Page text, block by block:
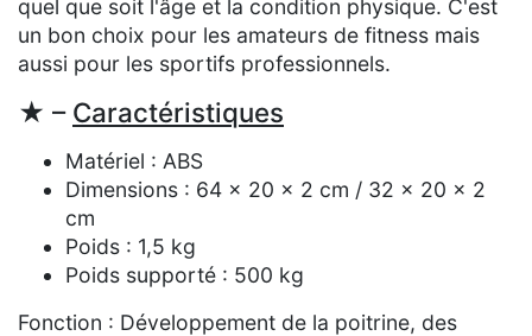
quel que soit l'âge et la condition physique. C'est
un bon choix pour les amateurs de fitness mais
aussi pour les sportifs professionnels.
★ – Caractéristiques
Matériel : ABS
Dimensions : 64 x 20 x 2 cm / 32 x 20 x 2
cm
Poids : 1,5 kg
Poids supporté : 500 kg
Fonction : Développement de la poitrine, des